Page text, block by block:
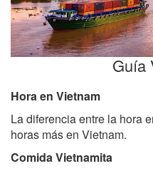
Guía
Hora en Vietnam
La diferencia entre la hora
horas más en Vietnam.
Comida Vietnamita